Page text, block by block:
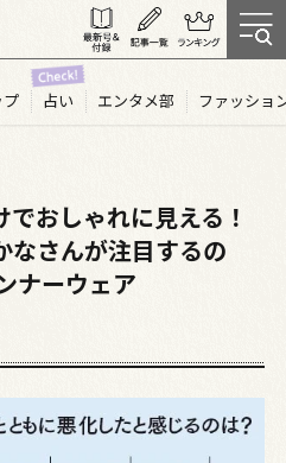
プ 占い エンタメ部 ファッショ
おしゃれに見える！
なさんが注目するの
ナーウェア